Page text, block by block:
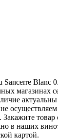
Blanc
магазинах
осуществляем
товар
в наших
картой.